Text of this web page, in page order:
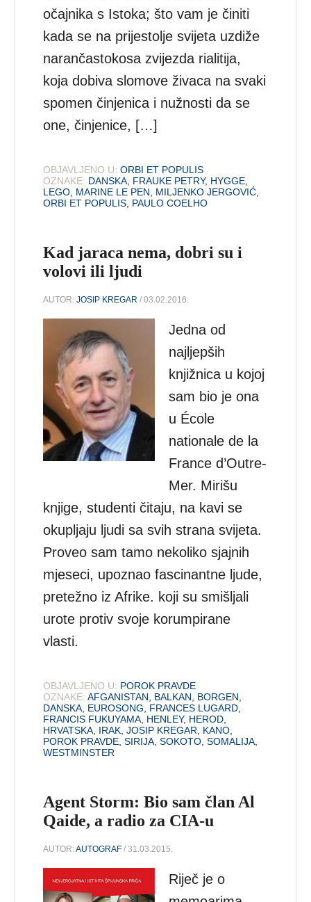
očajnika s Istoka; što vam je činiti
kada se na prijestolje svijeta uzdiže
narančastokosa zvijezda rialitija,
koja dobiva slomove živaca na svaki
spomen činjenica i nužnosti da se
one, činjenice, […]
OBJAVLJENO U: ORBI ET POPULIS
OZNAKE: DANSKA FRAUKE PETRY, HYGGE
LEGO MARINE LE PEN MILJENKO JERGOVIĆ
ORBI ET POPULIS PAULO COELHO
Kad jaraca nema, dobri su i
volovi ili ljudi
AUTOR:JOSIP KREGAR / 03.02.2016.
Jedna od
najljepših
knjižnica u kojoj
sam bio je ona
u École
nationale de la
France d’Outre-
Mer. Mirišu
knjige, studenti čitaju, na kavi se
okupljaju ljudi sa svih strana svijeta.
Proveo sam tamo nekoliko sjajnih
mjeseci, upoznao fascinantne ljude,
pretežno iz Afrike. koji su smišljali
urote protiv svoje korumpirane
vlasti.
OBJAVLJENO U: POROK PRAVDE
OZNAKE: AFGANISTAN BALKAN BORGEN
DANSKA EUROSONG FRANCES LUGARD
FRANCIS FUKUYAMA HENLEY, HEROD
HRVATSKA IRAK ,JOSIP KREGAR KANO
POROK PRAVDE ,SIRIJA ,SOKOTO ,SOMALIJA
WESTMINSTER
Agent Storm: Bio sam član Al
Qaide, a radio za CIA-u
AUTOR:AUTOGRAF / 31.03.2015.
Riječ je o